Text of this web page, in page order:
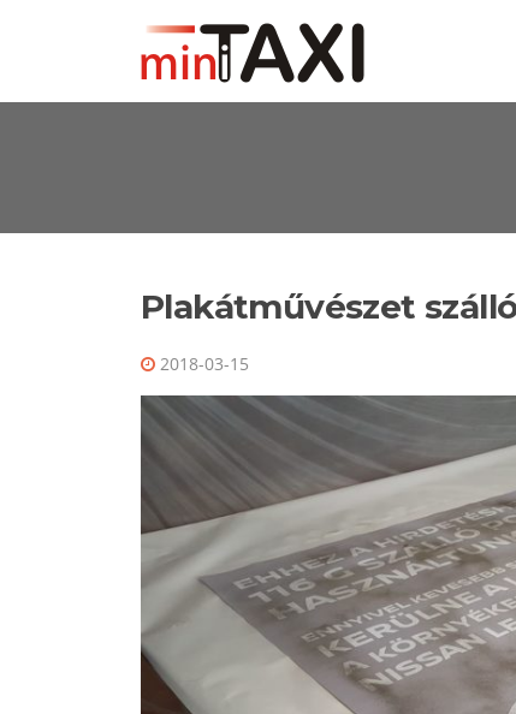
Plakátművészet
2018-03-15